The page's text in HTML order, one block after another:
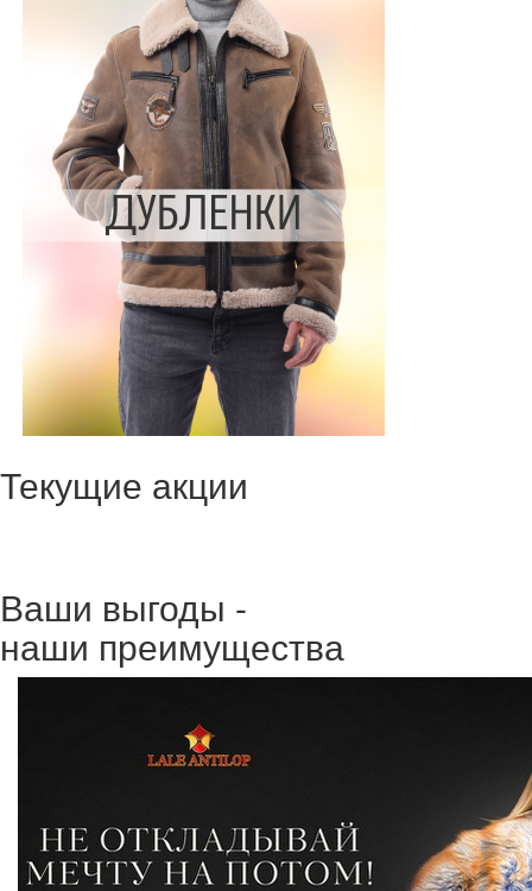
Текущие акции
Ваши выгоды -
наши преимущества